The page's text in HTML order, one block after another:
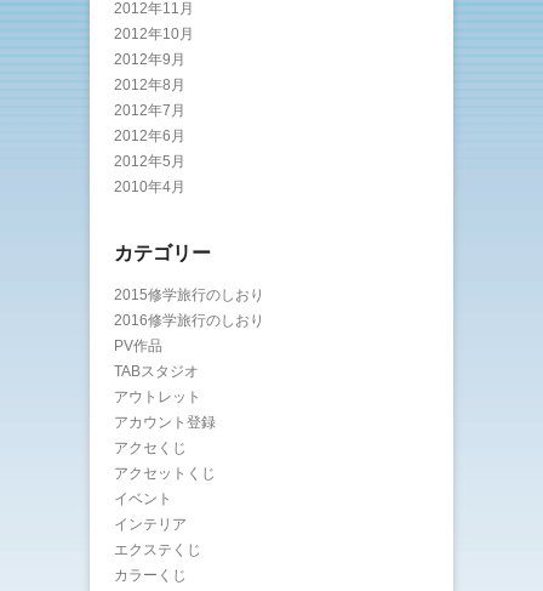
2012年11月
2012年10月
2012年9月
2012年8月
2012年7月
2012年6月
2012年5月
2010年4月
カテゴリー
2015修学旅行のしおり
2016修学旅行のしおり
PV作品
TABスタジオ
アウトレット
アカウント登録
アクセくじ
アクセットくじ
イベント
インテリア
エクステくじ
カラーくじ